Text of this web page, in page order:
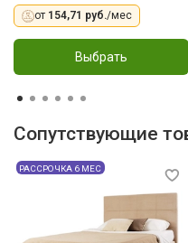
от 154,71 руб./мес
Выбрать
Сопутствующие
РАССРОЧКА 6 МЕС